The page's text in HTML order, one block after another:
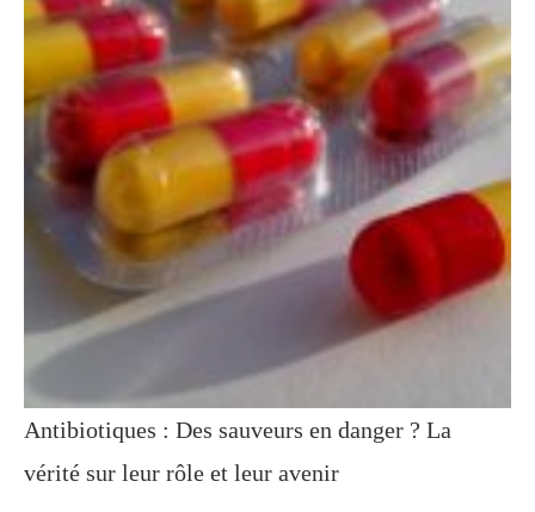
Antibiotiques : Des sauveurs en danger ? La
vérité sur leur rôle et leur avenir